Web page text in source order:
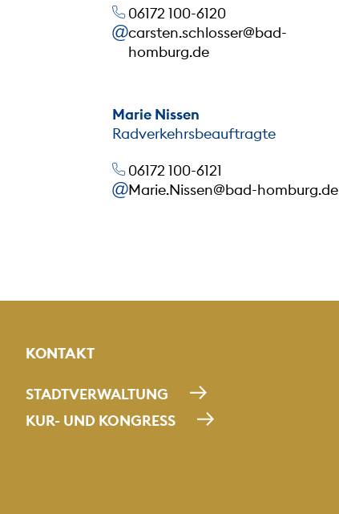
06172 100-6120
carsten.schlosser@bad-
homburg.de
Marie Nissen
Radverkehrsbeauftragte
06172 100-6121
Marie.Nissen@bad-homburg.de
KONTAKT
STADTVERWALTUNG
KUR- UND KONGRESS